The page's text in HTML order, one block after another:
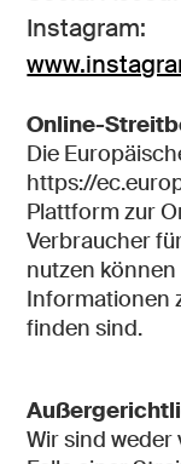
Instagram:
Online-
Die
https://
Plattform zur
Verbraucher
nutzen
Informationen
finden sind.
Wir sind